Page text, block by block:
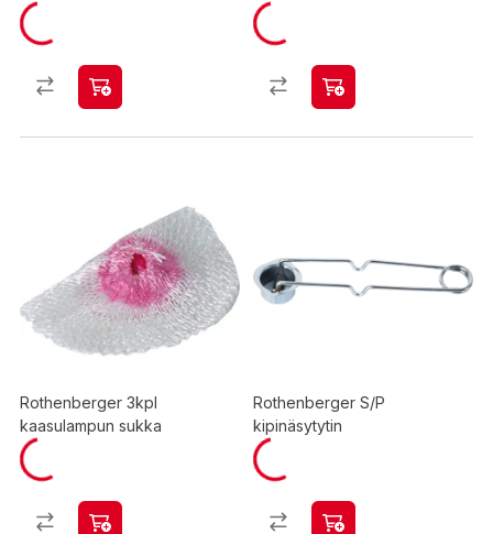
Rothenberger 3kpl
kaasulampun sukka
Rothenberger S/P
kipinäsytytin